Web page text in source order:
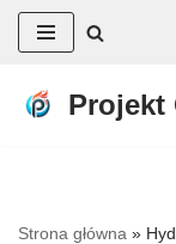
do
Projekt
Strona główna »